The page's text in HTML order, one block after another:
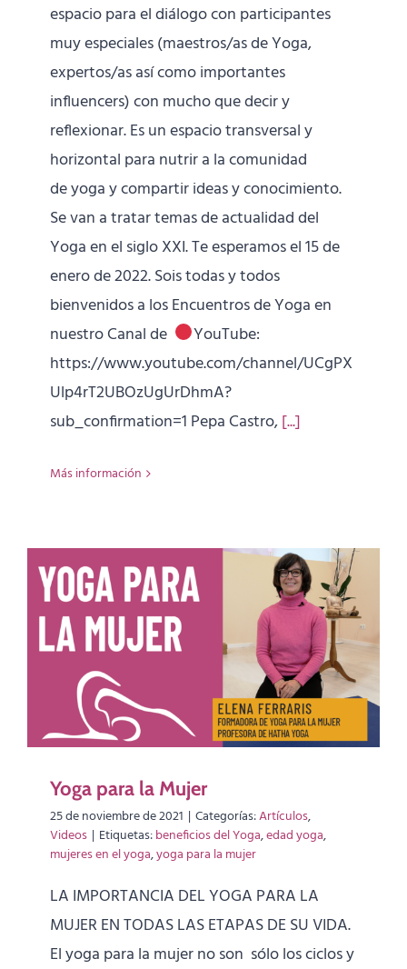
espacio para el diálogo con participantes
muy especiales (maestros/as de Yoga,
expertos/as así como importantes
influencers) con mucho que decir y
reflexionar. Es un espacio transversal y
horizontal para nutrir a la comunidad
de yoga y compartir ideas y conocimiento.
Se van a tratar temas de actualidad del
Yoga en el siglo XXI. Te esperamos el 15 de
enero de 2022. Sois todas y todos
bienvenidos a los Encuentros de Yoga en
nuestro Canal de
YouTube:
https://www.youtube.com/channel/UCgPX
Ulp4rT2UBOzUgUrDhmA?
sub_confirmation=1 Pepa Castro,[...]
Más información
Yoga para la Mujer
25 de noviembre de 2021 | Categorías:Artículos,
Videos | Etiquetas:beneficios del Yoga,edad yoga,
mujeres en el yoga,yoga para la mujer
LA IMPORTANCIA DEL YOGA PARA LA
MUJER EN TODAS LAS ETAPAS DE SU VIDA.
El yoga para la mujer no son sólo los ciclos y